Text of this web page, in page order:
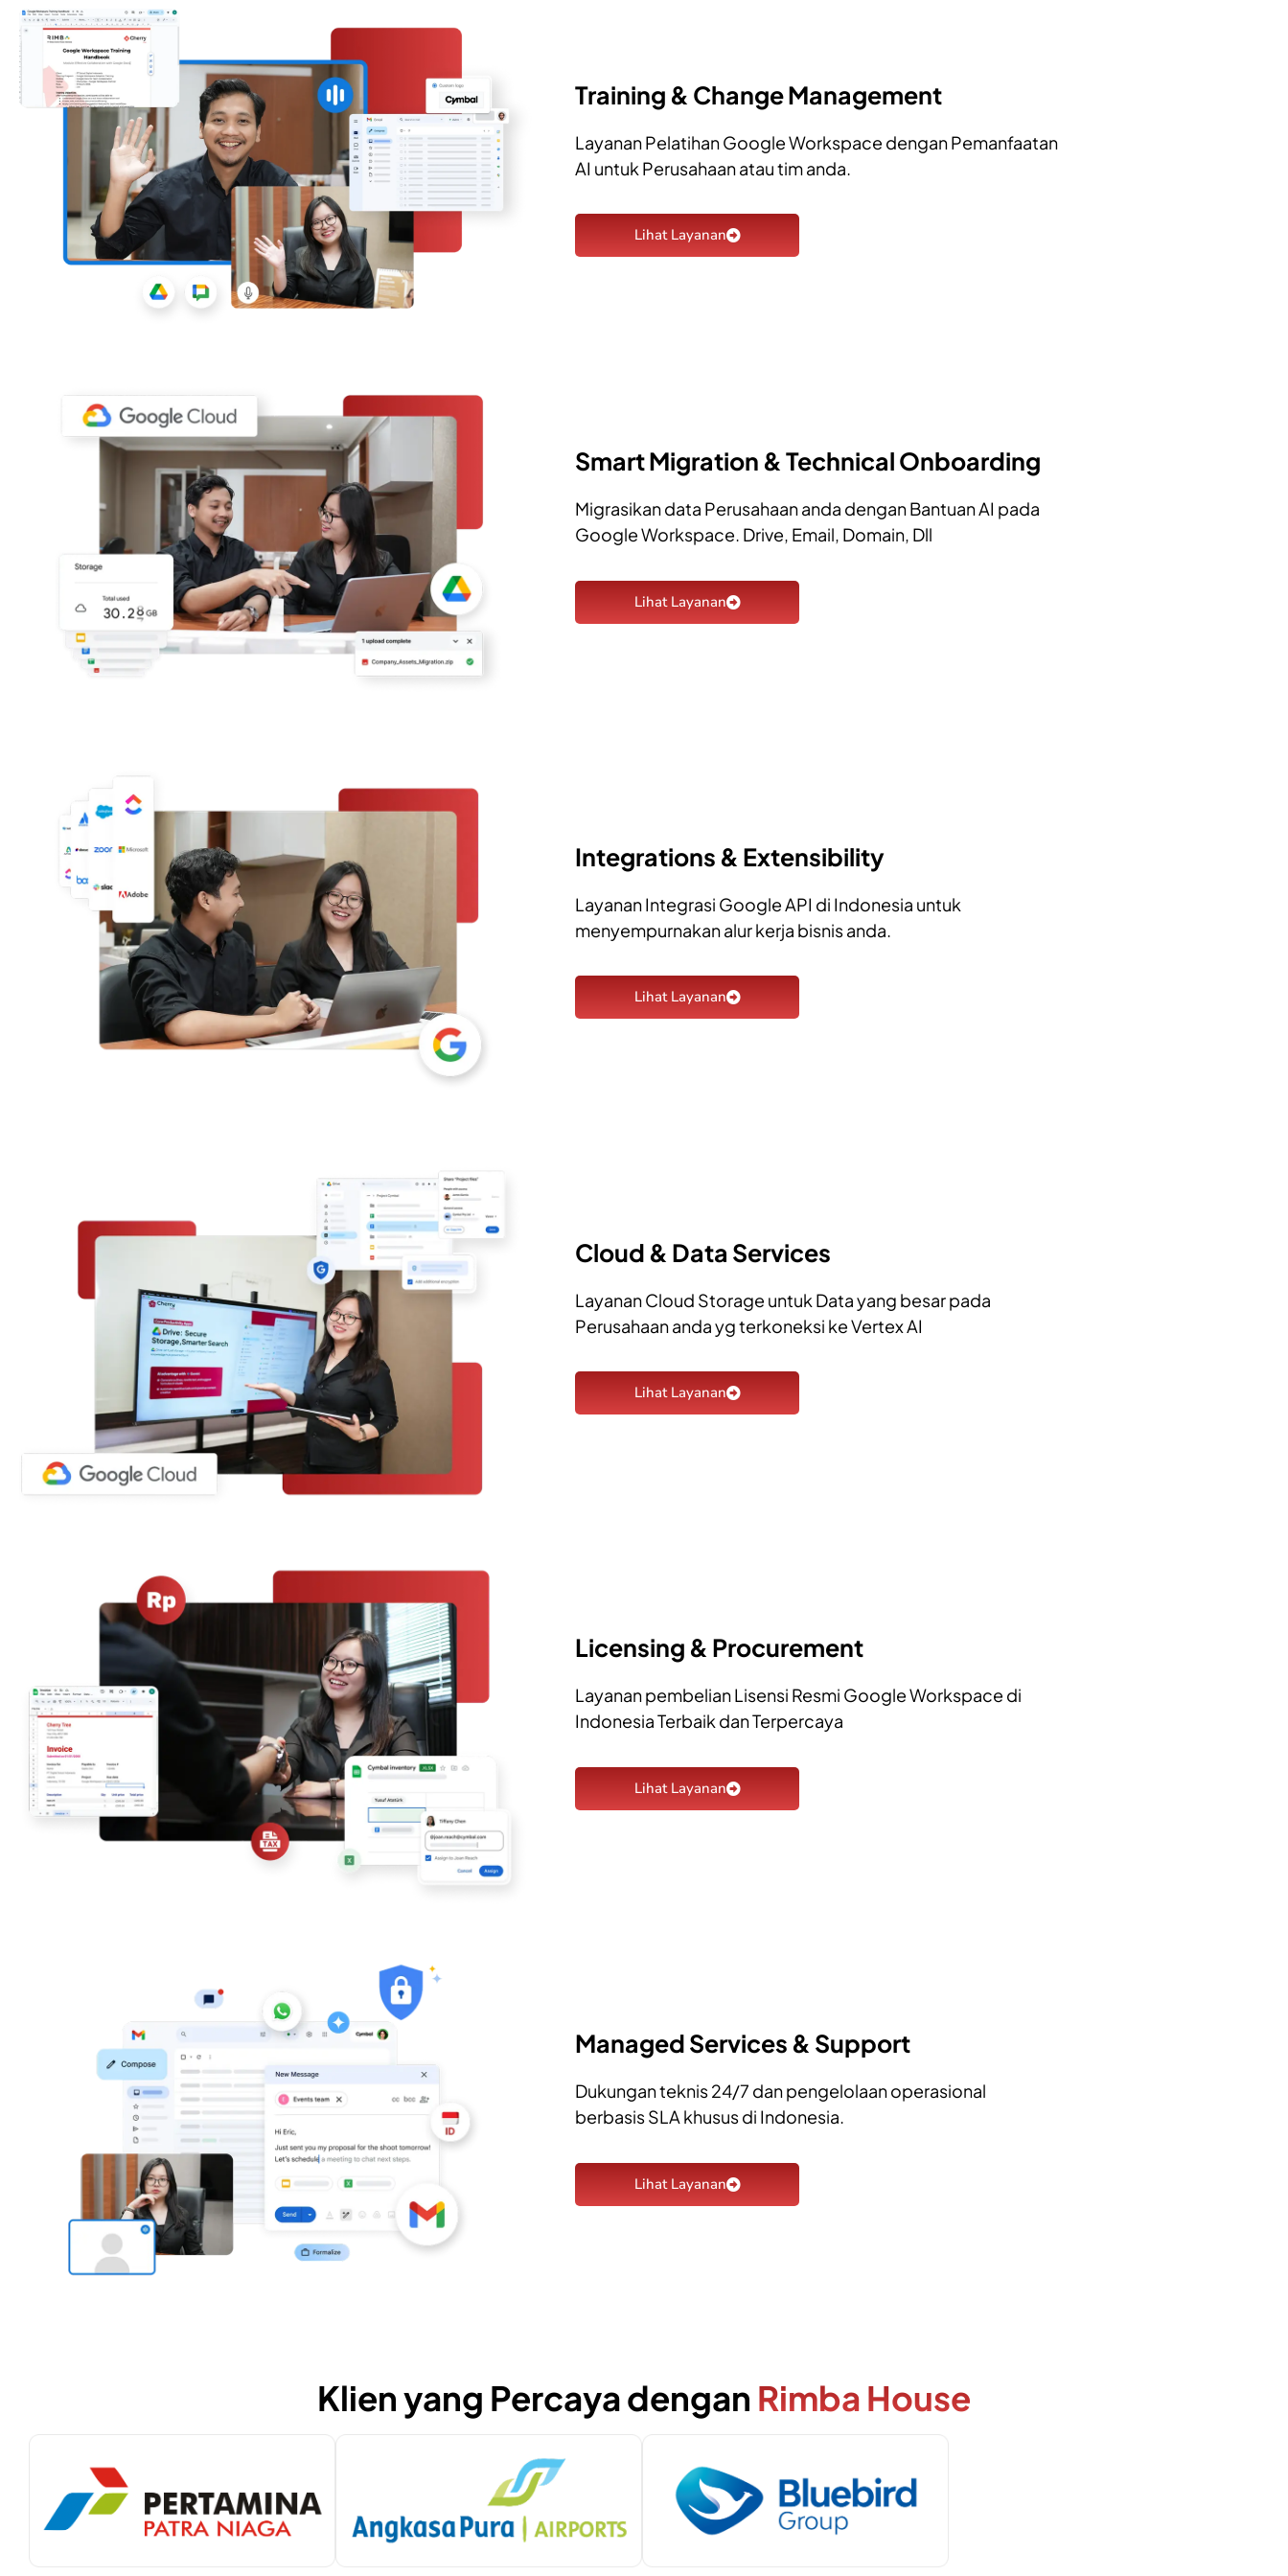
Training & Change Management
Layanan Pelatihan Google Workspace dengan Pemanfaatan
AI untuk Perusahaan atau tim anda.
Lihat Layanan
Smart Migration & Technical Onboarding
Migrasikan data Perusahaan anda dengan Bantuan AI pada
Google Workspace. Drive, Email, Domain, Dll
Lihat Layanan
Integrations & Extensibility
Layanan Integrasi Google API di Indonesia untuk
menyempurnakan alur kerja bisnis anda.
Lihat Layanan
Cloud & Data Services
Layanan Cloud Storage untuk Data yang besar pada
Perusahaan anda yg terkoneksi ke Vertex AI
Lihat Layanan
Licensing & Procurement
Layanan pembelian Lisensi Resmi Google Workspace di
Indonesia Terbaik dan Terpercaya
Lihat Layanan
Managed Services & Support
Dukungan teknis 24/7 dan pengelolaan operasional
berbasis SLA khusus di Indonesia.
Lihat Layanan
Klien yang Percaya dengan Rimba House